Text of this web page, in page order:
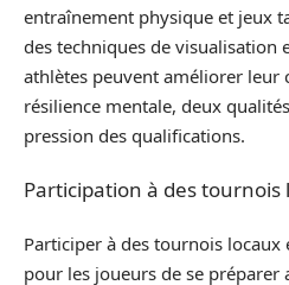
entraînement physique et jeux
des techniques de visualisation
athlètes peuvent améliorer leur
résilience mentale, deux
pression des qualifications.
Participation à des tournois
Participer à des tournois locaux
pour les joueurs de se préparer